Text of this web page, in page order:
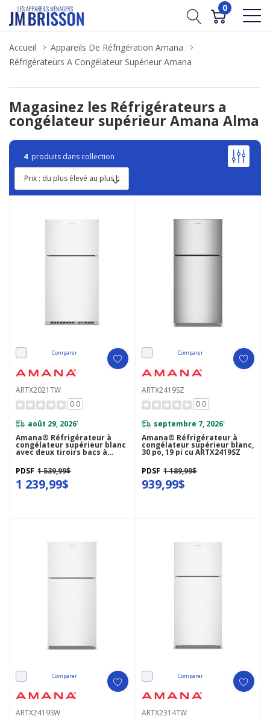
0
Accueil
Appareils De Réfrigération Amana
Réfrigérateurs A Congélateur Supérieur Amana
Magasinez les Réfrigérateurs a
congélateur supérieur Amana Alma
4 produits dans collection
Comparer
ARTX2021TW
0.0
août 29, 2026*
Amana® Réfrigérateur à
congélateur supérieur blanc
avec deux tiroirs bacs à
ARTX2021TW
PDSF 1 539,99$
1 239,99$
Comparer
ARTX2419SZ
0.0
septembre 7, 2026*
Amana® Réfrigérateur à
congélateur supérieur blanc,
30 po, 19 pi cu ARTX2419SZ
PDSF 1 189,99$
939,99$
Comparer
ARTX2419SW
Comparer
ARTX2314TW